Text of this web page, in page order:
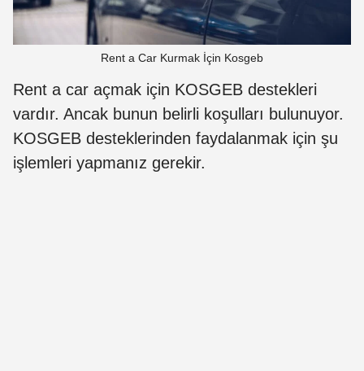
Rent a Car Kurmak İçin Kosgeb
Rent a car açmak için KOSGEB destekleri
vardır. Ancak bunun belirli koşulları bulunuyor.
KOSGEB desteklerinden faydalanmak için şu
işlemleri yapmanız gerekir.